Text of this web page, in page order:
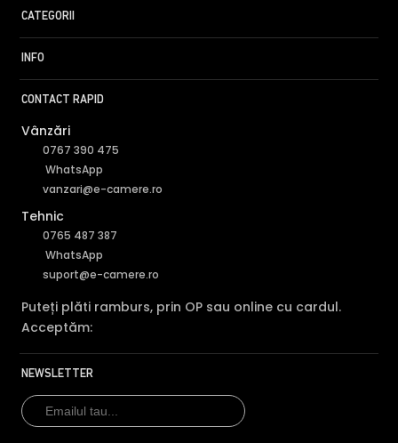
Camera supraveghere Hikvision IP DS-2CD2T27G2-L
2.8mm C
* Imaginile, stocul si specificatiile tehnice pentru produsul HikVision DS-
2CD2T27G2-L28C au caracter informativ si pot contine erori sau
accesorii care nu sunt incluse in pachetul standard al produsului.
Acestea pot fi schimbate fara instiintare prealabila si nu constituie
obligativitate contractuala. Va stam oricand la dispozitie pentru
eventuale clarificari.
Compara cu produse asemanatoare
Tabel comparativ generat automat pe baza categoriei si
CATEGORII
INFO
CONTACT RAPID
Vânzări
0767 390 475
WhatsApp
vanzari@e-camere.ro
Tehnic
0765 487 387
WhatsApp
suport@e-camere.ro
Puteți plăti ramburs, prin OP sau online cu cardul.
Acceptăm:
NEWSLETTER